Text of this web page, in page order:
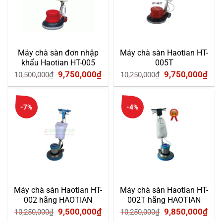
Máy chà sàn đơn nhập
khẩu Haotian HT-005
10,500,000₫ Giá
gốc
10,500,000₫.
9,750,000₫Giá
hiện
Máy chà sàn Haotian HT-
005T
10,250,000₫ Giá
gốc
10,250,000₫.
9,750,000₫Giá
-7%
Máy chà sàn Haotian HT-
002 hãng HAOTIAN
10,250,000₫ Giá
9,500,000₫Giá
-4%
Máy chà sàn Haotian HT-
002T hãng HAOTIAN
10,250,000₫ Giá
9,850,000₫Giá